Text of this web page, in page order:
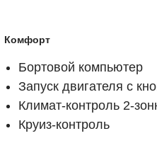
Комфорт
Бортовой компьютер
Запуск двигателя с
Климат-контроль 2-
Круиз-контроль